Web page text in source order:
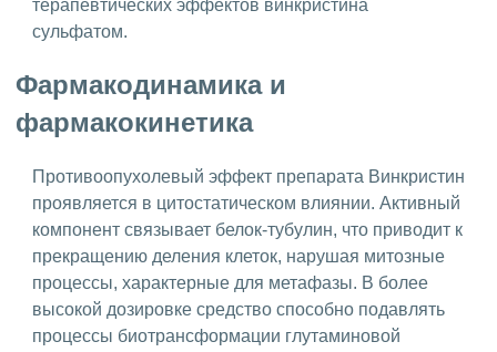
терапевтических эффектов винкристина
сульфатом.
Фармакодинамика и
фармакокинетика
Противоопухолевый эффект препарата Винкристин
проявляется в цитостатическом влиянии. Активный
компонент связывает белок-тубулин, что приводит к
прекращению деления клеток, нарушая митозные
процессы, характерные для метафазы. В более
высокой дозировке средство способно подавлять
процессы биотрансформации глутаминовой